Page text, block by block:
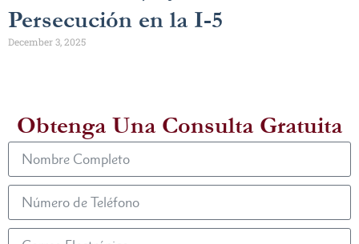
Persecución en la I-5
December 3, 2025
Obtenga Una Consulta Gratuita